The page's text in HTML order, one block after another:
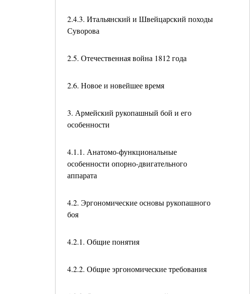
2.4.3. Итальянский и Швейцарский походы
Суворова
2.5. Отечественная война 1812 года
2.6. Новое и новейшее время
3. Армейский рукопашный бой и его
особенности
4.1.1. Анатомо-функциональные
особенности опорно-двигательного
аппарата
4.2. Эргономические основы рукопашного
боя
4.2.1. Общие понятия
4.2.2. Общие эргономические требования